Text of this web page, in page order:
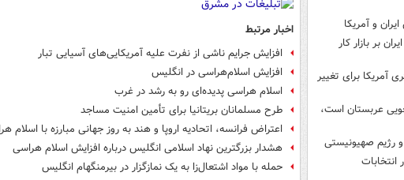
و آمریکا
بر بازار کار
آمریکا برای تغییر
عربستان است،
رژیم صهیونیستی
انتخابات
اخبار مرتبط
افزایش جرایم ناشی از نفرت علیه آمریکایی‌های آسیایی تبار
افزایش اسلام‌هراسی در انگلیس
اسلام هراسی پدیده‌ای رو به رشد در غرب
طرح مسلمانان بریتانیا برای تأمین امنیت مساجد
اعتراض فرانسه، اتحادیه اروپا و هند به روز جهانی مبارزه با اسلام
هشدار بزرگترین نهاد اسلامی انگلیس درباره افزایش اسلام هراسی
حمله با مواد اشتعال‌زا به یک نمازگزار در بیرمنگهام انگلیس